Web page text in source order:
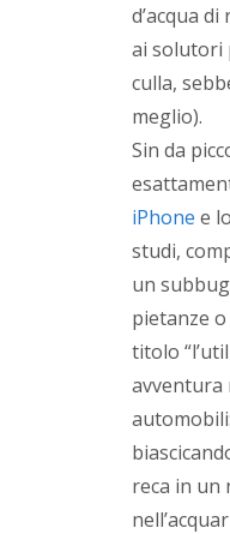
d’acqua
ai solutori
culla,
meglio).
Sin da
iPhone e
studi,
un
pietanze
titolo
avventura
reca in un